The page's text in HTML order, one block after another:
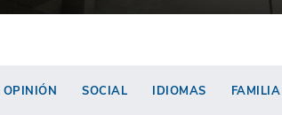
OPINIÓN SOCIAL IDIOMAS FAMILIA